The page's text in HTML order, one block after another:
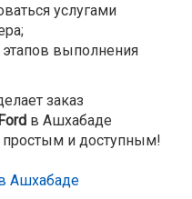
услугами
выполнения
заказ
Ford в Ашхабаде
простым и доступным!
Ашхабаде